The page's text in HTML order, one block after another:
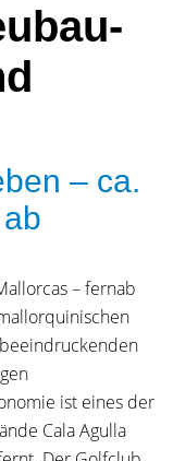
– ca.
– fernab
ist eines der
Cala Agulla